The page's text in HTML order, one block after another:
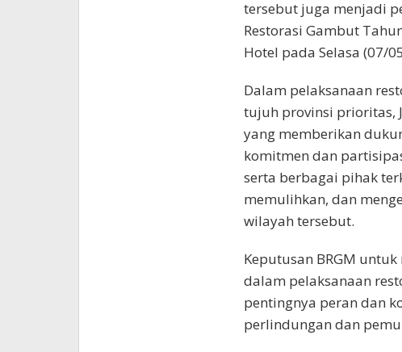
tersebut juga menjadi
Restorasi Gambut
Hotel pada Selasa (07/
Dalam pelaksanaan
tujuh provinsi prioritas,
yang memberikan
komitmen dan
serta berbagai pihak
memulihkan, dan
wilayah tersebut.
Keputusan BRGM
dalam pelaksanaan
pentingnya peran dan
perlindungan dan